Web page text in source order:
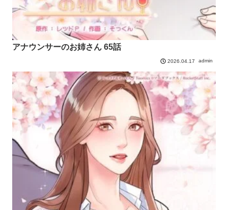
アナウンサーのお姉さん 65話
2026.04.17 admin